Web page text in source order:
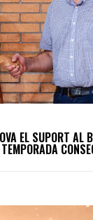
EL SUPORT AL